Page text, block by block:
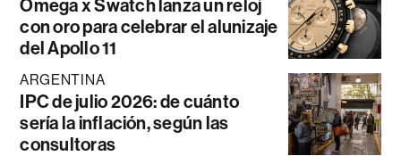
Omega x Swatch lanza un reloj
con oro para celebrar el alunizaje
del Apollo 11
ARGENTINA
IPC de julio 2026: de cuánto
sería la inflación, según las
consultoras